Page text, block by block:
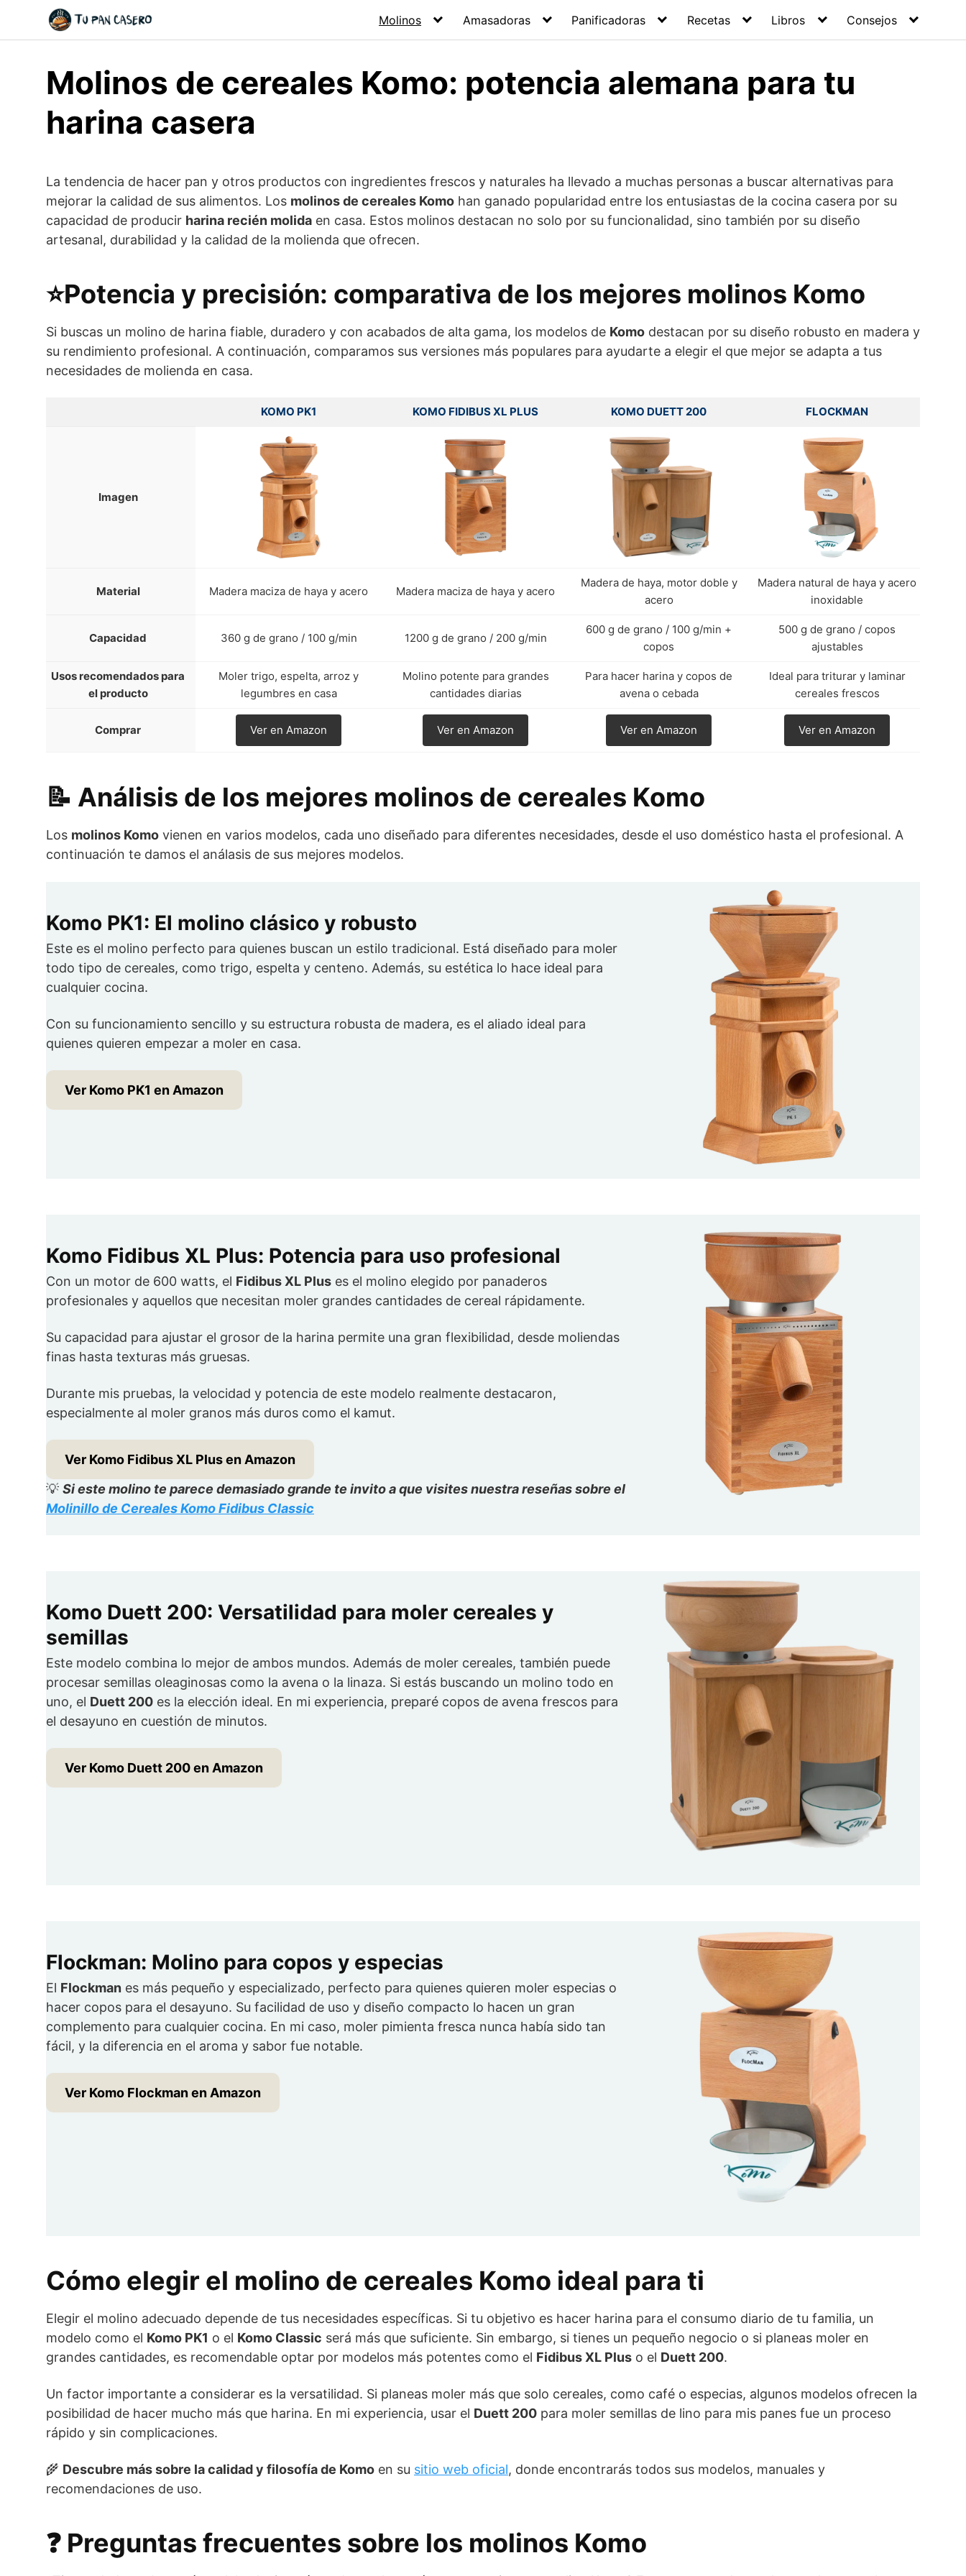
content
Molinos Amasadoras Panificadoras Recetas Libros Consejos
Molinos de cereales Komo: potencia alemana para tu
harina casera
La tendencia de hacer pan y otros productos con ingredientes frescos y naturales ha llevado a muchas personas a buscar alternativas para
mejorar la calidad de sus alimentos. Los molinos de cereales Komo han ganado popularidad entre los entusiastas de la cocina casera por su
capacidad de producir harina recién molida en casa. Estos molinos destacan no solo por su funcionalidad, sino también por su diseño
artesanal, durabilidad y la calidad de la molienda que ofrecen.
⭐Potencia y precisión: comparativa de los mejores molinos Komo
Si buscas un molino de harina fiable, duradero y con acabados de alta gama, los modelos de Komo destacan por su diseño robusto en madera y
su rendimiento profesional. A continuación, comparamos sus versiones más populares para ayudarte a elegir el que mejor se adapta a tus
necesidades de molienda en casa.
KOMO PK1 KOMO FIDIBUS XL PLUS KOMO DUETT 200 FLOCKMAN
Imagen
Material Madera maciza de haya y acero Madera maciza de haya y acero
Madera de haya, motor doble y
acero
Madera natural de haya y acero
inoxidable
Capacidad 360 g de grano / 100 g/min 1200 g de grano / 200 g/min
600 g de grano / 100 g/min +
copos
500 g de grano / copos
ajustables
Usos recomendados para
el producto
Moler trigo, espelta, arroz y
legumbres en casa
Molino potente para grandes
cantidades diarias
Para hacer harina y copos de
avena o cebada
Ideal para triturar y laminar
cereales frescos
Comprar Ver en Amazon Ver en Amazon Ver en Amazon Ver en Amazon
📝 Análisis de los mejores molinos de cereales Komo
Los molinos Komo vienen en varios modelos, cada uno diseñado para diferentes necesidades, desde el uso doméstico hasta el profesional. A
continuación te damos el análasis de sus mejores modelos.
Komo PK1: El molino clásico y robusto
Este es el molino perfecto para quienes buscan un estilo tradicional. Está diseñado para moler
todo tipo de cereales, como trigo, espelta y centeno. Además, su estética lo hace ideal para
cualquier cocina.
Con su funcionamiento sencillo y su estructura robusta de madera, es el aliado ideal para
quienes quieren empezar a moler en casa.
Ver Komo PK1 en Amazon
Komo Fidibus XL Plus: Potencia para uso profesional
Con un motor de 600 watts, el Fidibus XL Plus es el molino elegido por panaderos
profesionales y aquellos que necesitan moler grandes cantidades de cereal rápidamente.
Su capacidad para ajustar el grosor de la harina permite una gran flexibilidad, desde moliendas
finas hasta texturas más gruesas.
Durante mis pruebas, la velocidad y potencia de este modelo realmente destacaron,
especialmente al moler granos más duros como el kamut.
Ver Komo Fidibus XL Plus en Amazon
💡 Si este molino te parece demasiado grande te invito a que visites nuestra reseñas sobre el
Molinillo de Cereales Komo Fidibus Classic
Komo Duett 200: Versatilidad para moler cereales y
semillas
Este modelo combina lo mejor de ambos mundos. Además de moler cereales, también puede
procesar semillas oleaginosas como la avena o la linaza. Si estás buscando un molino todo en
uno, el Duett 200 es la elección ideal. En mi experiencia, preparé copos de avena frescos para
el desayuno en cuestión de minutos.
Ver Komo Duett 200 en Amazon
Flockman: Molino para copos y especias
El Flockman es más pequeño y especializado, perfecto para quienes quieren moler especias o
hacer copos para el desayuno. Su facilidad de uso y diseño compacto lo hacen un gran
complemento para cualquier cocina. En mi caso, moler pimienta fresca nunca había sido tan
fácil, y la diferencia en el aroma y sabor fue notable.
Ver Komo Flockman en Amazon
Cómo elegir el molino de cereales Komo ideal para ti
Elegir el molino adecuado depende de tus necesidades específicas. Si tu objetivo es hacer harina para el consumo diario de tu familia, un
modelo como el Komo PK1 o el Komo Classic será más que suficiente. Sin embargo, si tienes un pequeño negocio o si planeas moler en
grandes cantidades, es recomendable optar por modelos más potentes como el Fidibus XL Plus o el Duett 200.
Un factor importante a considerar es la versatilidad. Si planeas moler más que solo cereales, como café o especias, algunos modelos ofrecen la
posibilidad de hacer mucho más que harina. En mi experiencia, usar el Duett 200 para moler semillas de lino para mis panes fue un proceso
rápido y sin complicaciones.
🌾 Descubre más sobre la calidad y filosofía de Komo en su sitio web oficial, donde encontrarás todos sus modelos, manuales y
recomendaciones de uso.
❓ Preguntas frecuentes sobre los molinos Komo